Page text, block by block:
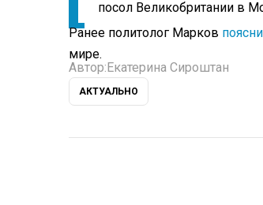
посол Великобритании в
Ранее политолог Марков
мире.
Автор: Екатерина Сироштан
АКТУАЛЬНО